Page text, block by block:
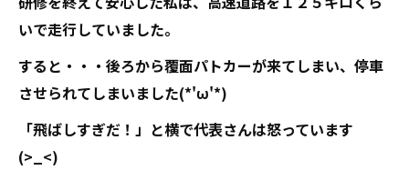
いで走行していました。
すると・・・後ろから覆面パトカーが来てしまい、停車
させられてしまいました(*'ω'*)
「飛ばしすぎだ！」と横で代表さんは怒っています
(>_<)